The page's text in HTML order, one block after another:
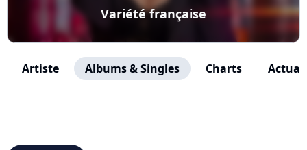
Variété française
Artiste Albums & Singles Charts